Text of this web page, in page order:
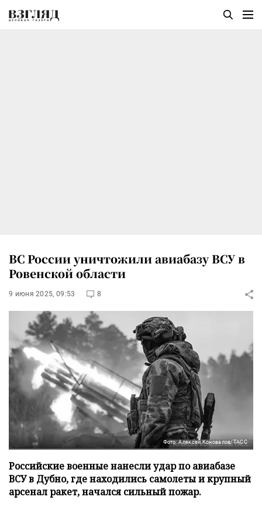
ВС России уничтожили авиабазу ВСУ в
Ровенской области
9 июня 2025, 09:53 8
Фото: Алексей Коновалов/ТАСС
Российские военные нанесли удар по авиабазе
ВСУ в Дубно, где находились самолеты и крупный
арсенал ракет, начался сильный пожар.